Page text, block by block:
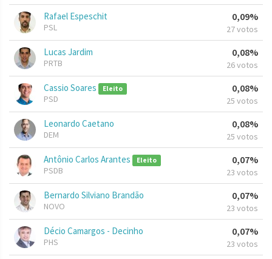
Rafael Espeschit
PSL
0,09%
27 votos
Lucas Jardim
PRTB
0,08%
26 votos
Cassio Soares Eleito
PSD
0,08%
25 votos
Leonardo Caetano
DEM
0,08%
25 votos
Antônio Carlos Arantes Eleito
PSDB
0,07%
23 votos
Bernardo Silviano Brandão
NOVO
0,07%
23 votos
Décio Camargos - Decinho
PHS
0,07%
23 votos